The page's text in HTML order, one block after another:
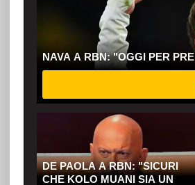
NAVA A RBN: "OGGI PER
DE PAOLA A RBN: "SICURI
CHE KOLO MUANI SIA UN